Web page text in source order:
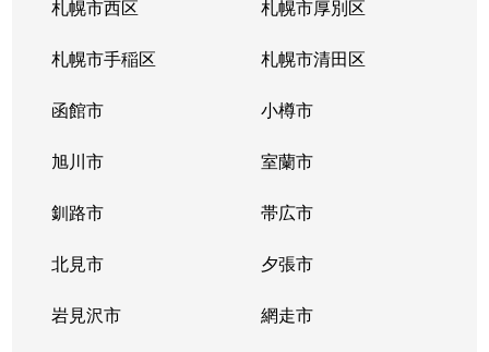
北３５条東
北34条
北３５条東
北34条
北３５条東
新道東
北３６条東
新道東
北３７条東
新道東
北３７条東
新道東
札幌市西区 札幌市厚別区
札幌市手稲区 札幌市清田区
函館市 小樽市
旭川市 室蘭市
釧路市 帯広市
北見市 夕張市
岩見沢市 網走市